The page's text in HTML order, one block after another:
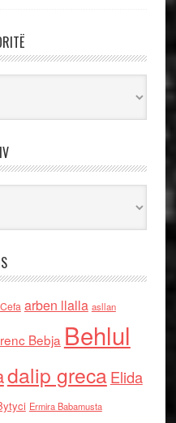
arben llalla asllan
Bebja Behlul
dalip grecaElida
Ermira Babamusta